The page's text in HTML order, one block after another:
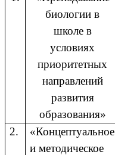
биологии в
школе в
условиях
приоритетных
направлений
развития
образования»
2.
«Концептуальное
и методическое